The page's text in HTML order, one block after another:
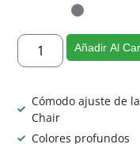
Añadir Al
Cómodo ajuste de
Chair
Colores profundos